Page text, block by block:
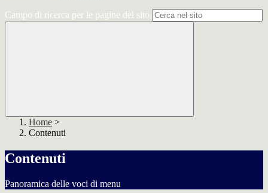
Campo di ricerca per le pagine del sito
Home >
Contenuti
Contenuti
Panoramica delle voci di menu